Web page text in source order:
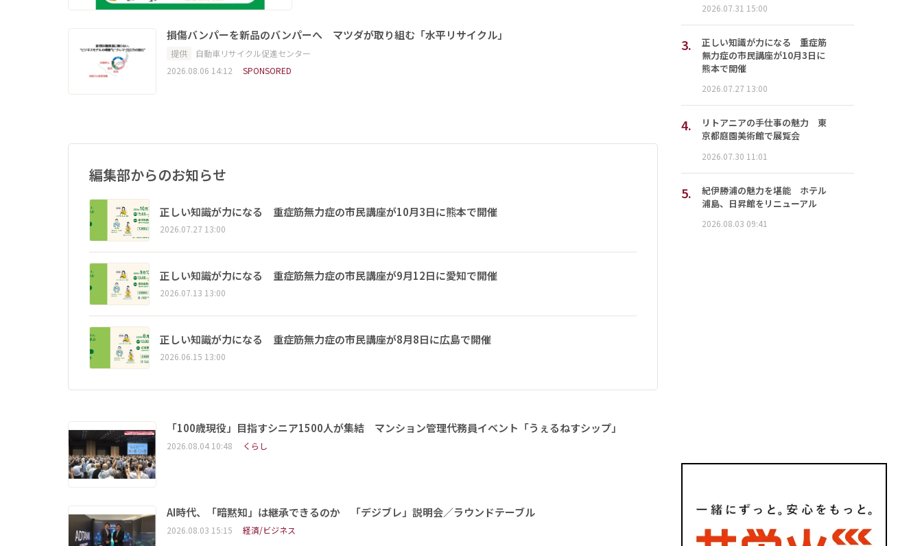
損傷バンパーを新品のバンパーへ マツダが取り組む「水平リサイクル」
提供
自動車リサイクル促進センター
2026.08.06 14:12
SPONSORED
編集部からのお知らせ
正しい知識が力になる 重症筋無力症の市民講座が10月3日に熊本で開催
2026.07.27 13:00
正しい知識が力になる 重症筋無力症の市民講座が9月12日に愛知で開催
2026.07.13 13:00
正しい知識が力になる 重症筋無力症の市民講座が8月8日に広島で開催
2026.06.15 13:00
「100歳現役」目指すシニア1500人が集結 マンション管理代務員イベント「うぇるねすシップ」
2026.08.04 10:48 くらし
AI時代、「暗黙知」は継承できるのか 「デジブレ」説明会／ラウンドテーブル
2026.08.03 15:15 経済/ビジネス
2026.07.31 15:00
3.
正しい知識が力になる 重症筋
無力症の市民講座が10月3日に
熊本で開催
2026.07.27 13:00
4.
リトアニアの手仕事の魅力 東
京都庭園美術館で展覧会
2026.07.30 11:01
5.
紀伊勝浦の魅力を堪能 ホテル
浦島、日昇館をリニューアル
2026.08.03 09:41